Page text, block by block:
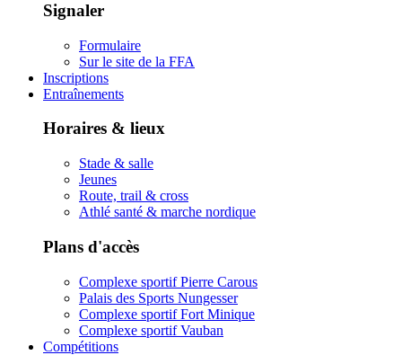
Signaler
Formulaire
Sur le site de la FFA
Inscriptions
Entraînements
Horaires & lieux
Stade & salle
Jeunes
Route, trail & cross
Athlé santé & marche nordique
Plans d'accès
Complexe sportif Pierre Carous
Palais des Sports Nungesser
Complexe sportif Fort Minique
Complexe sportif Vauban
Compétitions